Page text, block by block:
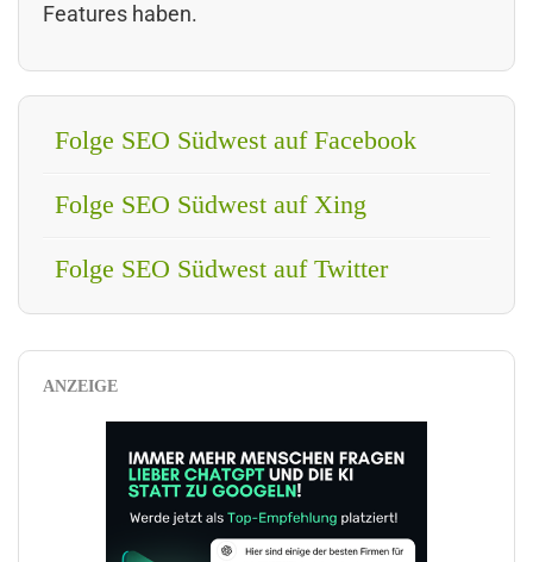
Features haben.
Folge SEO Südwest auf Facebook
Folge SEO Südwest auf Xing
Folge SEO Südwest auf Twitter
ANZEIGE